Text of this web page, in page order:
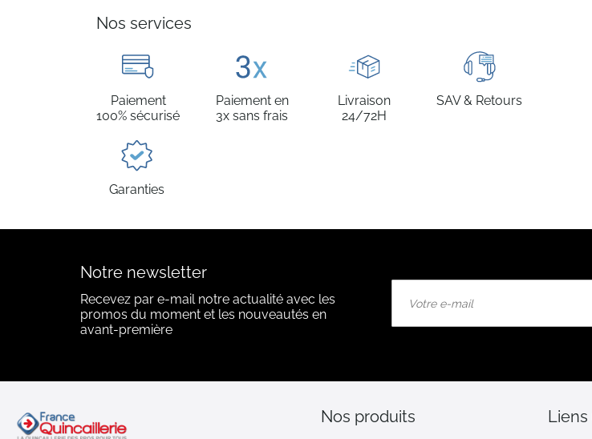
Nos services
Paiement
100% sécurisé
Paiement en
3x sans frais
Livraison
24/72H
SAV & Retours
Garanties
Notre newsletter
Recevez par e-mail notre actualité avec les
promos du moment et les nouveautés en
avant-première
notre
:
Nos produits